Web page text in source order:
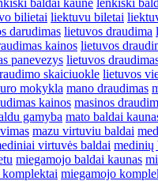
bilietai liektuvu biletai
darudimas lietuvos draudima
kainos lietuvos
panevezys lietuvos
skaiciuokle lietuvos
mokykla mano draudimas
kainos masinos
gamyba mato baldai
mazu virtuviu baldai
virtuvės baldai medinių
miegamojo baldai kaunas
miegamojo